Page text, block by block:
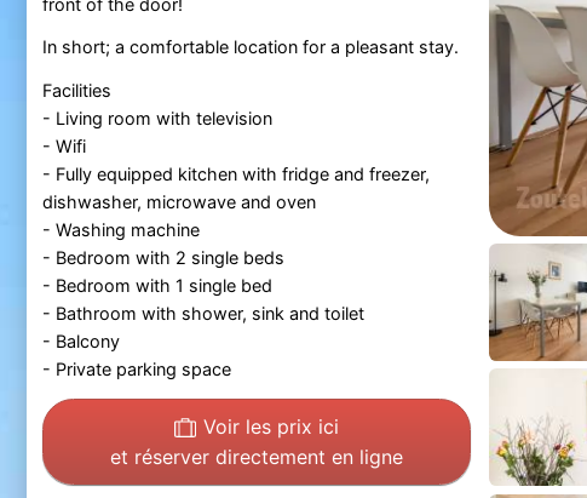
In short; a comfortable location for a pleasant stay.
Facilities
- Living room with television
- Wifi
- Fully equipped kitchen with fridge and freezer,
dishwasher, microwave and oven
- Washing machine
- Bedroom with 2 single beds
- Bedroom with 1 single bed
- Bathroom with shower, sink and toilet
- Balcony
- Private parking space
Voir les prix ici
et réserver directement en ligne